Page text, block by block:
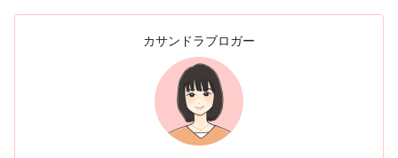
カサンドラブロガー